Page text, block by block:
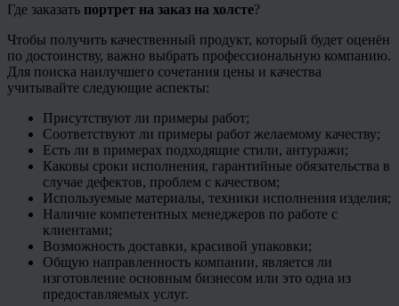
Где заказать портрет на заказ на холсте?
Чтобы получить качественный продукт, который будет оценён
по достоинству, важно выбрать профессиональную компанию.
Для поиска наилучшего сочетания цены и качества
учитывайте следующие аспекты:
Присутствуют ли примеры работ;
Соответствуют ли примеры работ желаемому качеству;
Есть ли в примерах подходящие стили, антуражи;
Каковы сроки исполнения, гарантийные обязательства в
случае дефектов, проблем с качеством;
Используемые материалы, техники исполнения изделия;
Наличие компетентных менеджеров по работе с
клиентами;
Возможность доставки, красивой упаковки;
Общую направленность компании, является ли
изготовление основным бизнесом или это одна из
предоставляемых услуг.